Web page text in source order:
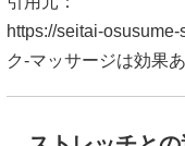
法が大切とされていま
引用元：
ク-マッサージは効果